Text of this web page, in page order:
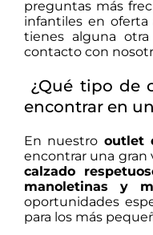
preguntas más
infantiles en oferta
tienes alguna
contacto con
¿Qué tipo de
encontrar en
En nuestro outlet
encontrar una gran
calzado
manoletinas y
oportunidades
para los más